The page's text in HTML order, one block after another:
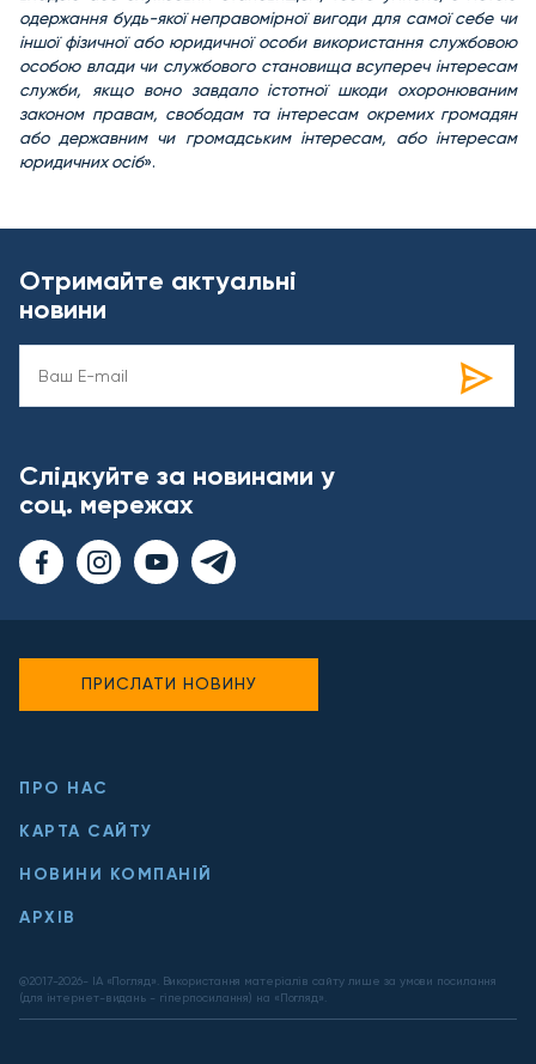
одержання будь-якої неправомірної вигоди для самої себе чи
іншої фізичної або юридичної особи використання службовою
особою влади чи службового становища всупереч інтересам
служби, якщо воно завдало істотної шкоди охоронюваним
законом правам, свободам та інтересам окремих громадян
або державним чи громадським інтересам, або інтересам
юридичних осіб».
Отримайте актуальні
новини
Слідкуйте за новинами у
соц. мережах
ПРО НАС
КАРТА САЙТУ
НОВИНИ КОМПАНІЙ
АРХІВ
@2017-2026- ІА «Погляд». Використання матеріалів сайту лише за умови посилання
(для інтернет-видань - гіперпосилання) на «Погляд».
ПРИСЛАТИ НОВИНУ